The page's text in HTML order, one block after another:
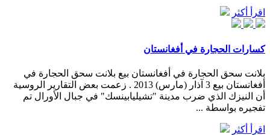
اقرأ أكثر
كسارات الحجارة في أفغانستان
بلانت سحق الحجارة في أفغانستان بيع بلانت سحق الحجارة في
أفغانستان بيع 3 آذار (مارس) 2013 . زعمت بعض التقارير الروسية
أن النيزك الذي ضرب مدينة "تشيليابينسك" في جبال الأورال تم
تفجيره بواسطة ...
اقرأ أكثر